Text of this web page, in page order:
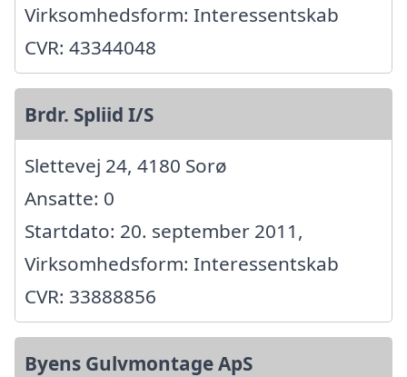
Virksomhedsform: Interessentskab
CVR: 43344048
Brdr. Spliid I/S
Slettevej 24, 4180 Sorø
Ansatte: 0
Startdato: 20. september 2011,
Virksomhedsform: Interessentskab
CVR: 33888856
Byens Gulvmontage ApS